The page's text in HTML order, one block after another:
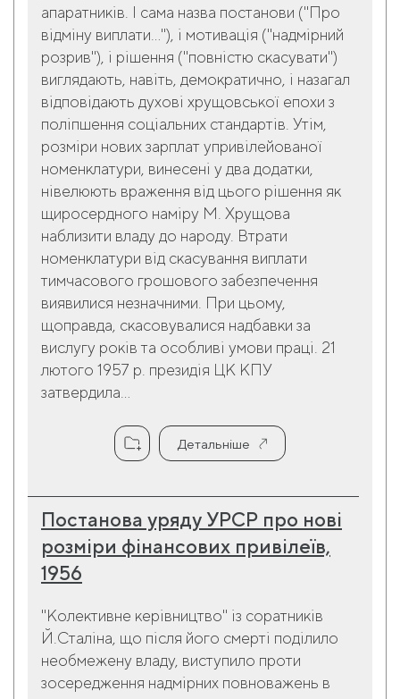
апаратників. І сама назва постанови ("Про
відміну виплати…"), і мотивація ("надмірний
розрив"), і рішення ("повністю скасувати")
виглядають, навіть, демократично, і назагал
відповідають духові хрущовської епохи з
поліпшення соціальних стандартів. Утім,
розміри нових зарплат упривілейованої
номенклатури, винесені у два додатки,
нівелюють враження від цього рішення як
щиросердного наміру М. Хрущова
наблизити владу до народу. Втрати
номенклатури від скасування виплати
тимчасового грошового забезпечення
виявилися незначними. При цьому,
щоправда, скасовувалися надбавки за
вислугу років та особливі умови праці. 21
лютого 1957 р. президія ЦК КПУ
затвердила...
Детальніше
Постанова уряду УРСР про нові
розміри фінансових привілеїв,
1956
"Колективне керівництво" із соратників
Й.Сталіна, що після його смерті поділило
необмежену владу, виступило проти
зосередження надмірних повноважень в